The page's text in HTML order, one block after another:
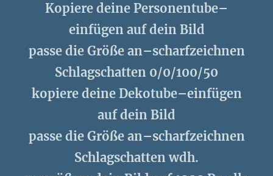
Kopiere deine Personentube–
einfügen auf dein Bild
passe die Größe an–scharfzeichnen
Schlagschatten 0/0/100/50
kopiere deine Dekotube–einfügen
auf dein Bild
passe die Größe an–scharfzeichnen
Schlagschatten wdh.